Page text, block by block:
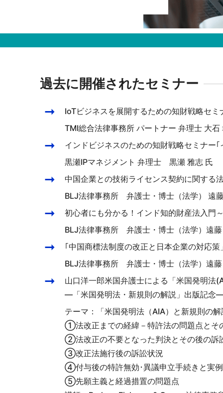
過去に開催されたセミナー
IoTビジネスを展開するための知財戦略セ
TMI総合法律事務所 パートナー 弁理士 大石
インドビジネスのための知財戦略セミナ
黒瀬IPマネジメント 弁理士 黒瀬 雅志 氏
中国企業との技術ライセンス契約に関する
BLJ法律事務所 弁護士・博士（法学） 遠
初心者にも分かる！インド知的財産法入門
BLJ法律事務所 弁護士・博士（法学）遠藤
｢中国商標法制度の改正と日本企業の対応策
BLJ法律事務所 弁護士・博士（法学）遠藤
山口洋一郎米国弁護士による「米国発明法
―「米国発明法・新規則の解説」出版記念
テーマ：「米国発明法（AIA）と新規則の解
①法改正までの経緯－特許法の問題点とそ
②法改正の不要となった判決とその後の訴
③改正法施行後の訴訟状況
④付与後の特許無効･異議申立手続きと実例
⑤先願主義と経過措置の問題点